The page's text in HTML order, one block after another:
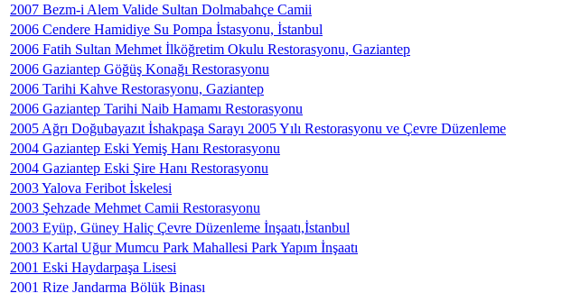
2007 Bezm-i Alem Valide Sultan Dolmabahçe Camii
2006 Cendere Hamidiye Su Pompa İstasyonu, İstanbul
2006 Fatih Sultan Mehmet İlköğretim Okulu Restorasyonu, Gaziantep
2006 Gaziantep Göğüş Konağı Restorasyonu
2006 Tarihi Kahve Restorasyonu, Gaziantep
2006 Gaziantep Tarihi Naib Hamamı Restorasyonu
2005 Ağrı Doğubayazıt İshakpaşa Sarayı 2005 Yılı Restorasyonu ve Çevre Düzenleme
2004 Gaziantep Eski Yemiş Hanı Restorasyonu
2004 Gaziantep Eski Şire Hanı Restorasyonu
2003 Yalova Feribot İskelesi
2003 Şehzade Mehmet Camii Restorasyonu
2003 Eyüp, Güney Haliç Çevre Düzenleme İnşaatı,İstanbul
2003 Kartal Uğur Mumcu Park Mahallesi Park Yapım İnşaatı
2001 Eski Haydarpaşa Lisesi
2001 Rize Jandarma Bölük Binası